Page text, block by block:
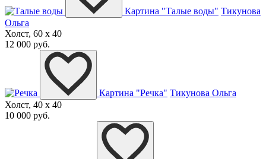
Картина "Талые воды" Тикунова
Ольга
Холст, 60 x 40
12 000 руб.
Картина "Речка" Тикунова Ольга
Холст, 40 x 40
10 000 руб.